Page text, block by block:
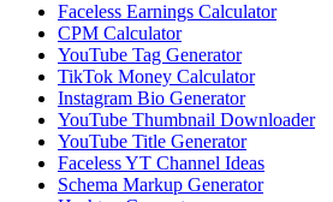
Faceless Earnings Calculator
CPM Calculator
YouTube Tag Generator
TikTok Money Calculator
Instagram Bio Generator
YouTube Thumbnail Downloader
YouTube Title Generator
Faceless YT Channel Ideas
Schema Markup Generator